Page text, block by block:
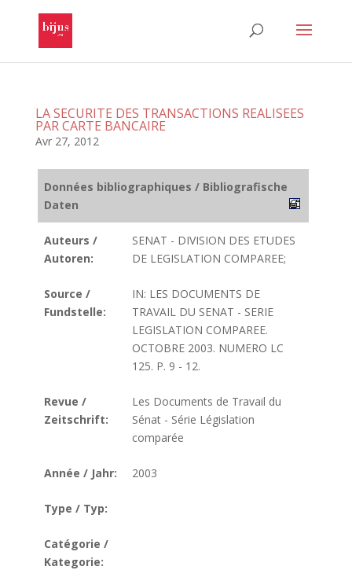
LA SECURITE DES TRANSACTIONS REALISEES
PAR CARTE BANCAIRE
Avr 27, 2012
Données bibliographiques / Bibliografische
Daten
Auteurs /
Autoren:
SENAT - DIVISION DES ETUDES
DE LEGISLATION COMPAREE;
Source /
Fundstelle:
IN: LES DOCUMENTS DE
TRAVAIL DU SENAT - SERIE
LEGISLATION COMPAREE.
OCTOBRE 2003. NUMERO LC
125. P. 9 - 12.
Revue /
Zeitschrift:
Les Documents de Travail du
Sénat - Série Législation
comparée
Année / Jahr: 2003
Type / Typ:
Catégorie /
Kategorie: